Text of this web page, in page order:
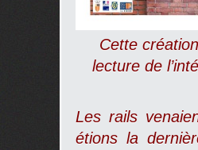
Cette
lecture de
Les rails
étions la